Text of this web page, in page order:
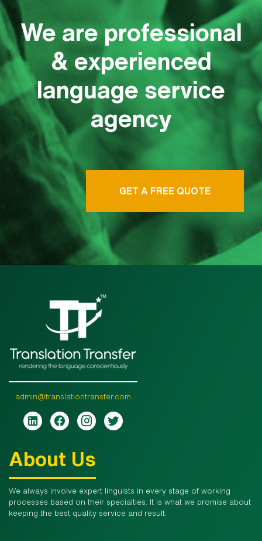
We are professional
& experienced
language service
agency
GET A FREE QUOTE
admin@translationtransfer.com
About Us
We always involve expert linguists in every stage of working
processes based on their specialties. It is what we promise about
keeping the best quality service and result.